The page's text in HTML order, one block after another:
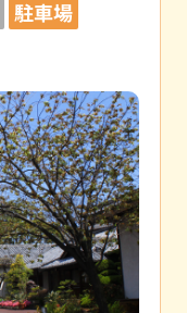
駐車場